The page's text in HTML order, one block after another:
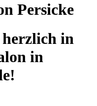
Persicke
in
in